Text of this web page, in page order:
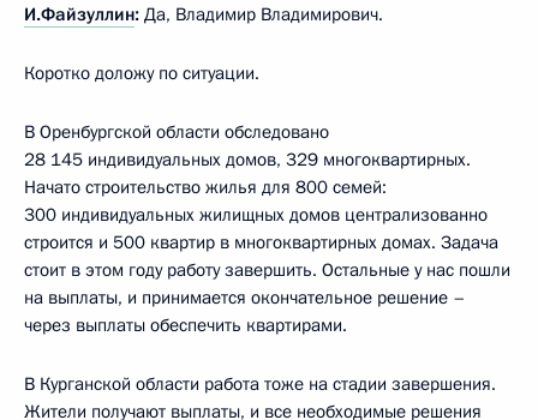
И.Файзуллин: Да, Владимир Владимирович.
Коротко доложу по ситуации.
В Оренбургской области обследовано
28 145 индивидуальных домов, 329 многоквартирных.
Начато строительство жилья для 800 семей:
300 индивидуальных жилищных домов централизованно
строится и 500 квартир в многоквартирных домах. Задача
стоит в этом году работу завершить. Остальные у нас пошли
на выплаты, и принимается окончательное решение –
через выплаты обеспечить квартирами.
В Курганской области работа тоже на стадии завершения.
Жители получают выплаты, и все необходимые решения